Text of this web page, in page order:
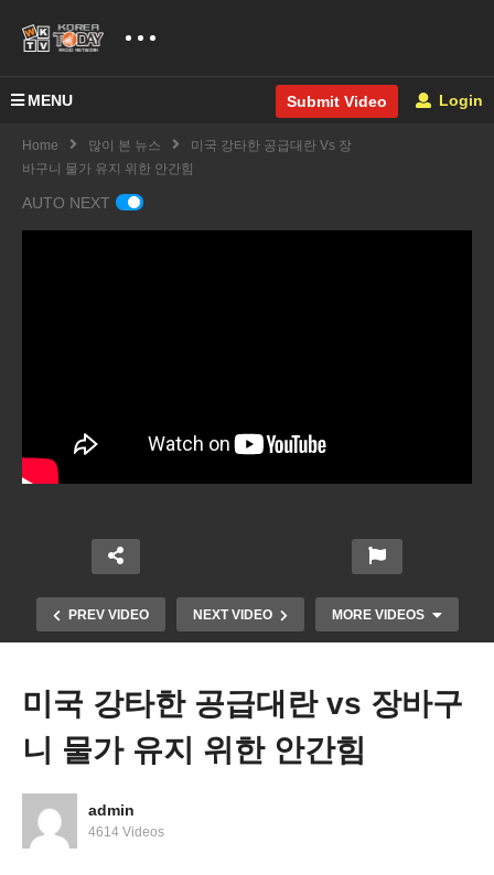
MENU Submit Video Login
Home 많이 본 뉴스
미국 강타한 공급대란 Vs 장
바구니 물가 유지 위한 안간힘
AUTO NEXT
PREV VIDEO NEXT VIDEO MORE VIDEOS
미국 강타한 공급대란 vs 장바구
니 물가 유지 위한 안간힘
admin
4614 Videos